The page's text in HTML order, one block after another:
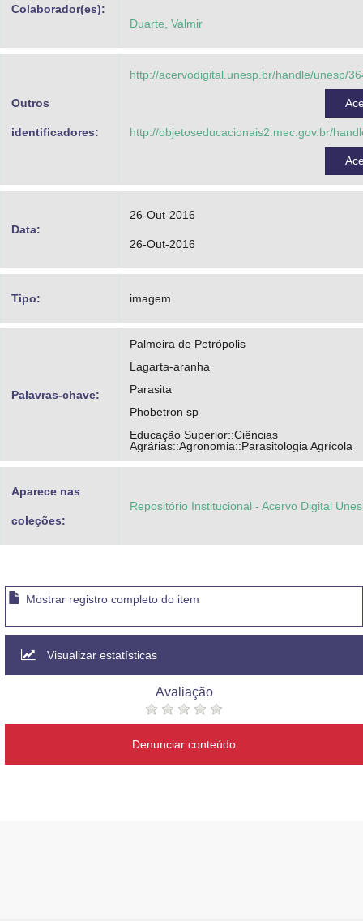
Colaborador(es):
Duarte, Valmir
Outros
identificadores:
http://acervodigital.unesp.br/handle/unesp/
http://objetoseducacionais2.mec.gov.br/
Data:
26-Out-2016
26-Out-2016
Tipo: imagem
Palavras-chave:
Palmeira de Petrópolis
Lagarta-aranha
Parasita
Phobetron sp
Educação Superior::Ciências
Agrárias::Agronomia::Parasitologia Agrícola
Aparece nas
coleções:
Repositório Institucional - Acervo Digital
Mostrar registro completo do item
Visualizar estatísticas
Avaliação
Denunciar conteúdo